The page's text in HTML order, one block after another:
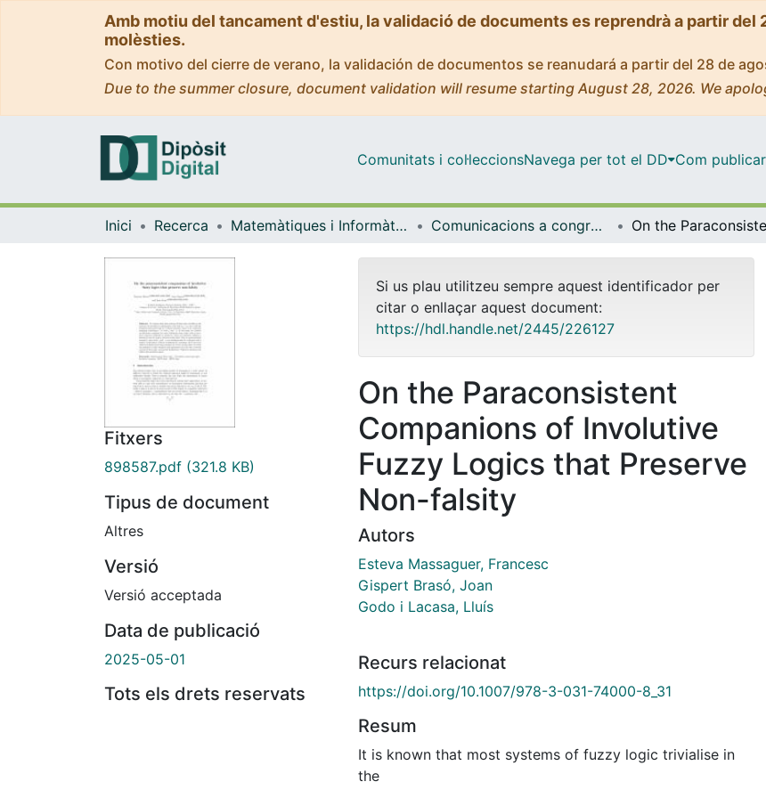
Amb motiu del tancament d'estiu, la validació de documents es reprendrà a partir del
molèsties.
Con motivo del cierre de verano, la validación de documentos se reanudará a partir del 28 de
Due to the summer closure, document validation will resume starting August 28, 2026. We
Comunitats i col·leccionsNavega per tot el DD Com publicar
Inici Recerca Matemàtiques i Informàtica Comunicacions a congressos (Matemàtiques i Informàtica)
Fitxers
898587.pdf (321.8 KB)
Tipus de document
Altres
Versió
Versió acceptada
Data de publicació
2025-05-01
Tots els drets reservats
Si us plau utilitzeu sempre aquest identificador per
citar o enllaçar aquest document:
https://hdl.handle.net/2445/226127
On the Paraconsistent
Companions of Involutive
Fuzzy Logics that Preserve
Non-falsity
Autors
Esteva Massaguer, Francesc
Gispert Brasó, Joan
Godo i Lacasa, Lluís
Recurs relacionat
https://doi.org/10.1007/978-3-031-74000-8_31
Resum
It is known that most systems of fuzzy logic trivialise in
the